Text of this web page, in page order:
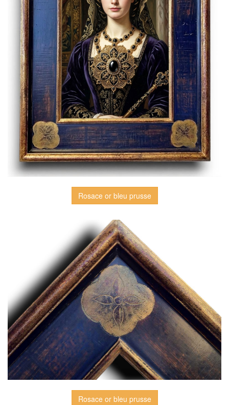
Rosace or bleu prusse
Rosace or bleu prusse